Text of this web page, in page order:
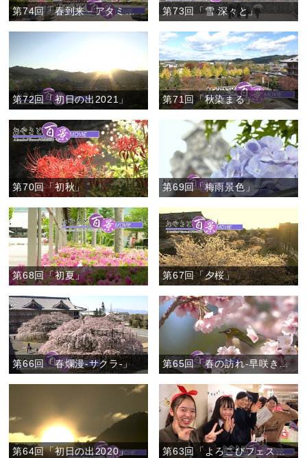
第74回「春到来－アタミザクラ－」 第73回「雪 深々と」
第72回「初日の出2021」 第71回「秋染まる」
第70回「初秋」 第69回「梅雨景色」
第68回「初夏」 第67回「夕桜」
第66回「春爛漫-サクラ-」 第65回「春の訪れ-早咲きのサクラ-」
第64回「初日の出2020」 第63回「よろこびフェスティバル」